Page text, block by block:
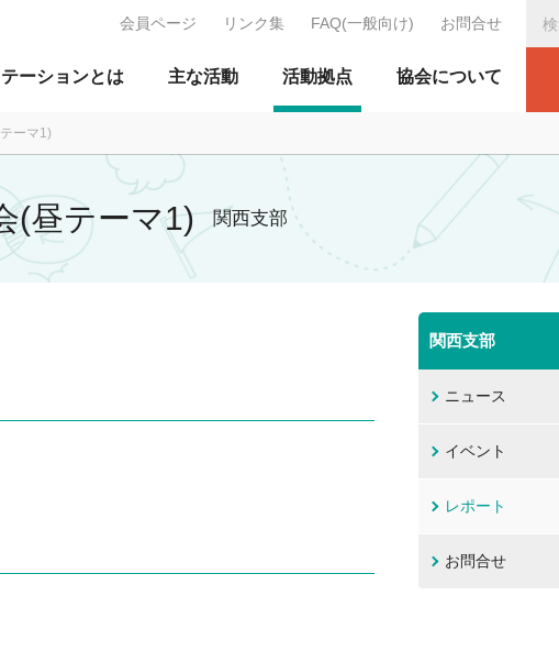
利活動法人 日本ファシリテーション
ーションとは 主な活動 活動拠点 協会について
会員ページ リンク集 FAQ(一般向け) お問合せ
ーマ1)
(昼テーマ1) 関西支部
関西支部
ニュース
イベント
レポート
お問合せ